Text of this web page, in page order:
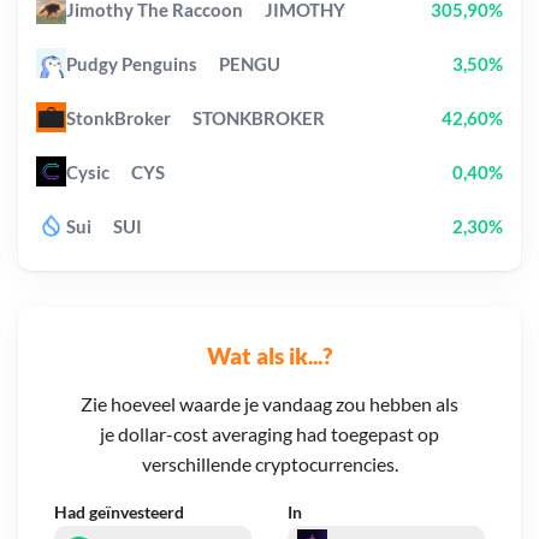
Wat als ik...?
Zie hoeveel waarde je vandaag zou hebben als
je dollar-cost averaging had toegepast op
verschillende cryptocurrencies.
Had geïnvesteerd In
Jimothy The Raccoon JIMOTHY 305,90%
Pudgy Penguins PENGU 3,50%
StonkBroker STONKBROKER 42,60%
Cysic CYS 0,40%
Sui SUI 2,30%